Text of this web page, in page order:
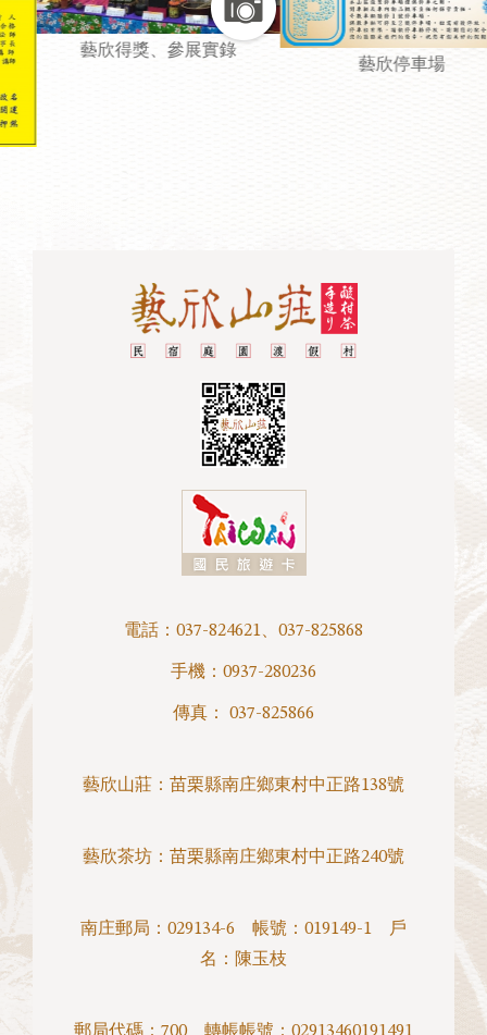
藝欣得獎、參展實錄
藝欣停車場
電話： 037-824621、 037-825868
手機： 0937-280236
傳真： 037-825866
藝欣山莊： 苗栗縣南庄鄉東村中正路138號
藝欣茶坊： 苗栗縣南庄鄉東村中正路240號
南庄郵局：029134-6 帳號：019149-1 戶
名：陳玉枝